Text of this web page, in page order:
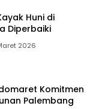
Huni di
Diperbaiki
2026
Komitmen
Palembang